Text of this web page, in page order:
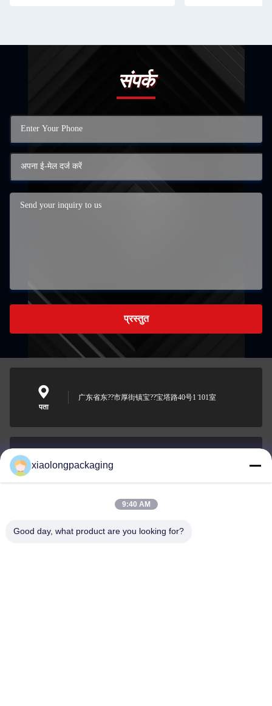
संपर्क
प्रस्तुत
पता
广东省东??市厚街镇宝??宝塔路40号1 ̇101室
Tina@xiaolongpackaging.com
0086-15322891631
xiaolongpackaging
9:40 AM
Good day, what product are you looking for?